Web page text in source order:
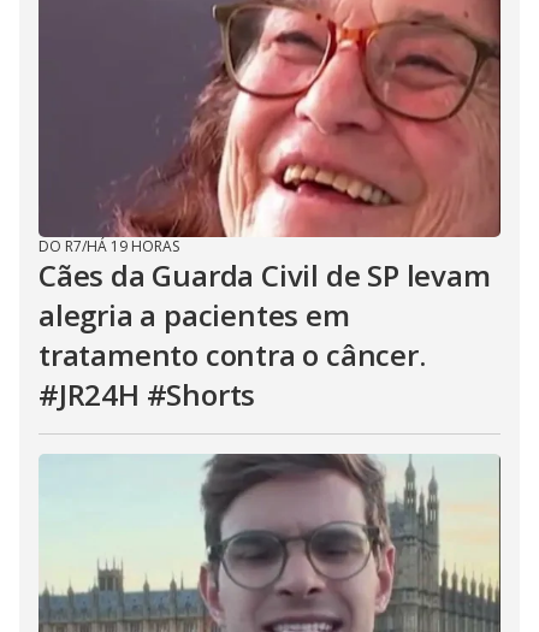
DO R7/HÁ 19 HORAS
Cães da Guarda Civil de SP levam
alegria a pacientes em
tratamento contra o câncer.
#JR24H #Shorts